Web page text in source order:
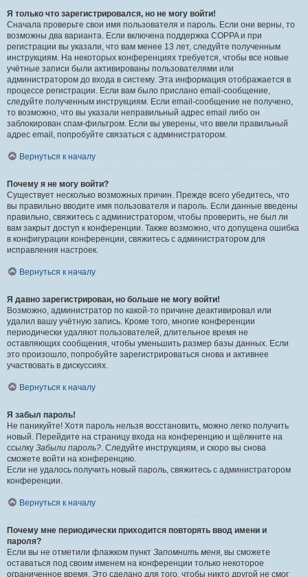
Я только что зарегистрировался, но не могу войти!
Сначала проверьте свои имя пользователя и пароль. Если они верны, то
возможны два варианта. Если включена поддержка COPPA и при
регистрации вы указали, что вам менее 13 лет, следуйте полученным
инструкциям. На некоторых конференциях требуется, чтобы все новые
учётные записи были активированы пользователями или
администратором до входа в систему. Эта информация отображается в
процессе регистрации. Если вам было прислано email-сообщение,
следуйте полученным инструкциям. Если email-сообщение не получено,
то возможно, что вы указали неправильный адрес email либо он
заблокирован спам-фильтром. Если вы уверены, что ввели правильный
адрес email, попробуйте связаться с администратором.
Вернуться к началу
Почему я не могу войти?
Существует несколько возможных причин. Прежде всего убедитесь, что
вы правильно вводите имя пользователя и пароль. Если данные введены
правильно, свяжитесь с администратором, чтобы проверить, не был ли
вам закрыт доступ к конференции. Также возможно, что допущена ошибка
в конфигурации конференции, свяжитесь с администратором для
исправления настроек.
Вернуться к началу
Я давно зарегистрирован, но больше не могу войти!
Возможно, администратор по какой-то причине деактивировал или
удалил вашу учётную запись. Кроме того, многие конференции
периодически удаляют пользователей, длительное время не
оставляющих сообщения, чтобы уменьшить размер базы данных. Если
это произошло, попробуйте зарегистрироваться снова и активнее
участвовать в дискуссиях.
Вернуться к началу
Я забыл пароль!
Не паникуйте! Хотя пароль нельзя восстановить, можно легко получить
новый. Перейдите на страницу входа на конференцию и щёлкните на
ссылку Забыли пароль?. Следуйте инструкциям, и скоро вы снова
сможете войти на конференцию.
Если не удалось получить новый пароль, свяжитесь с администратором
конференции.
Вернуться к началу
Почему мне периодически приходится повторять ввод имени и
пароля?
Если вы не отметили флажком пункт Запомнить меня, вы сможете
оставаться под своим именем на конференции только некоторое
ограниченное время. Это сделано для того, чтобы никто другой не смог